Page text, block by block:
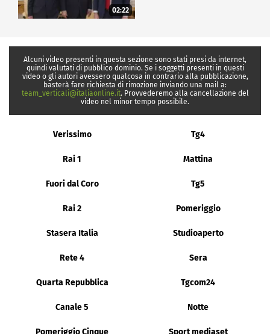
02:22
Alcuni video presenti in questa sezione sono stati presi da internet,
quindi valutati di pubblico dominio. Se i soggetti presenti in questi
video o gli autori avessero qualcosa in contrario alla pubblicazione,
basterà fare richiesta di rimozione inviando una mail a:
team_verticali@italiaonline.it. Provvederemo alla cancellazione del
video nel minor tempo possibile.
Verissimo Tg4
Rai 1 Mattina
Fuori dal Coro Tg5
Rai 2 Pomeriggio
Stasera Italia Studioaperto
Rete 4 Sera
Quarta Repubblica Tgcom24
Canale 5 Notte
Pomeriggio Cinque Sport mediaset